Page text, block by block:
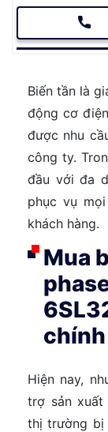
Biến tần là
động cơ
được nhu
công ty.
đầu với đa
phục vụ
khách hàng.
Mua
Hiện nay,
trợ sản xuất
thị trường bị